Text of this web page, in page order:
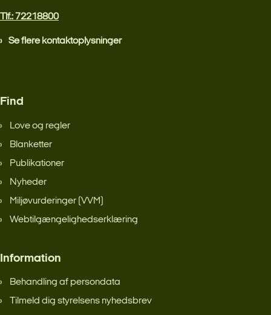
Tlf.: 72218800
Se flere kontaktoplysninger
Find
Love og regler
Blanketter
Publikationer
Nyheder
Miljøvurderinger (VVM)
Webtilgængelighedserklæring
Information
Behandling af persondata
Tilmeld dig styrelsens nyhedsbrev